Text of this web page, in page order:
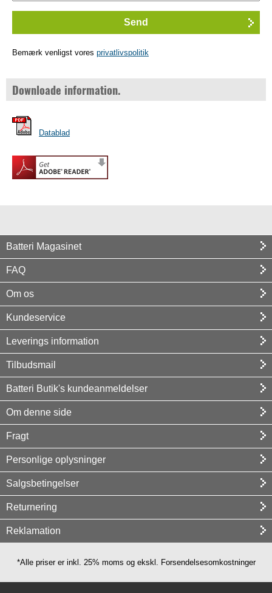
Bemærk venligst vores privatlivspolitik
Downloade information.
Datablad
Batteri Magasinet
FAQ
Om os
Kundeservice
Leverings information
Tilbudsmail
Batteri Butik's kundeanmeldelser
Om denne side
Fragt
Personlige oplysninger
Salgsbetingelser
Returnering
Reklamation
*Alle priser er inkl. 25% moms og ekskl. Forsendelsesomkostninger